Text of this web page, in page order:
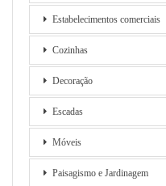
Estabelecimentos comerciais
Cozinhas
Decoração
Escadas
Móveis
Paisagismo e Jardinagem